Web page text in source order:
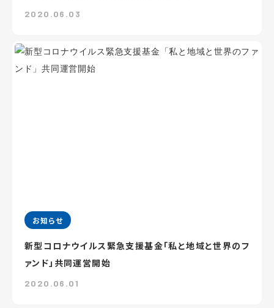
2020.06.03
お知らせ
新型コロナウイルス緊急支援基金「私と地域と世界のフ
ァンド」共同運営開始
2020.06.01